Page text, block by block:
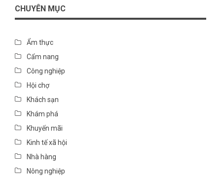
CHUYÊN MỤC
Ẩm thực
Cẩm nang
Công nghiệp
Hội chợ
Khách sạn
Khám phá
Khuyến mãi
Kinh tế xã hội
Nhà hàng
Nông nghiệp